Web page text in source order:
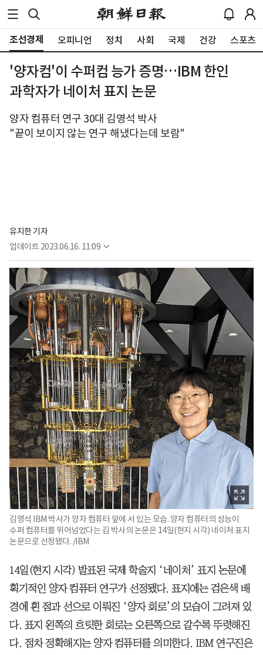
조선경제 오피니언 정치 사회 국제 건강 스포츠
'양자컴'이 수퍼컴 능가 증명…IBM 한인
과학자가 네이처 표지 논문
양자 컴퓨터 연구 30대 김영석 박사
"끝이 보이지 않는 연구 해냈다는데 보람"
유지한 기자
업데이트 2023.06.16. 11:09
김영석 IBM 박사가 양자 컴퓨터 앞에 서 있는 모습. 양자 컴퓨터의 성능이
수퍼 컴퓨터를 뛰어넘었다는 김 박사의 논문은 14일(현지 시각) 네이처 표지
논문으로 선정됐다. /IBM
14일(현지 시각) 발표된 국제 학술지 ‘네이처’ 표지 논문에
획기적인 양자 컴퓨터 연구가 선정됐다. 표지에는 검은색 배
경에 흰 점과 선으로 이뤄진 ‘양자 회로’의 모습이 그려져 있
다. 표지 왼쪽의 흐릿한 회로는 오른쪽으로 갈수록 뚜렷해진
다. 점차 정확해지는 양자 컴퓨터를 의미한다. IBM 연구진은